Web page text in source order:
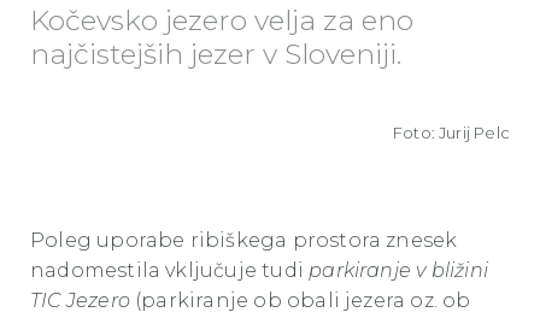
Kočevsko jezero velja za eno
najčistejših jezer v Sloveniji.
Foto: Jurij Pelc
Poleg uporabe ribiškega prostora znesek
nadomestila vključuje tudi parkiranje v bližini
TIC Jezero(parkiranje ob obali jezera oz. ob